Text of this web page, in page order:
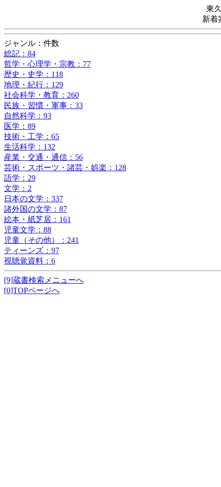
東
新着
ジャンル：件数
総記：84
哲学・心理学・宗教：77
歴史・史学：118
地理・紀行：129
社会科学・教育：260
民族・習慣・軍事：33
自然科学：93
医学：89
技術・工学：65
生活科学：132
産業・交通・通信：56
芸術・スポーツ・諸芸・娯楽：128
語学：29
文学：2
日本の文学：337
諸外国の文学：87
絵本・紙芝居：161
児童文学：88
児童（その他）：241
ティーンズ：97
視聴覚資料：6
[9]蔵書検索メニューへ
[0]TOPページへ